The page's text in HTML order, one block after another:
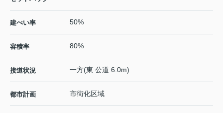
建ぺい率 50%
容積率 80%
接道状況 一方(東 公道 6.0m)
都市計画 市街化区域